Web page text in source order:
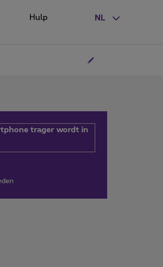
NL
Hulp
trager wordt in